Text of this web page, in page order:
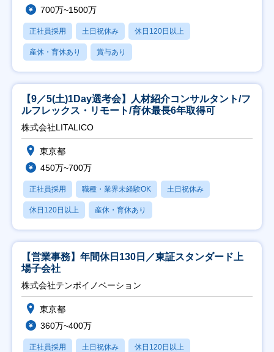
700万~1500万
正社員採用 土日祝休み 休日120日以上
産休・育休あり 賞与あり
【9／5(土)1Day選考会】人材紹介コンサルタント/フ
ルフレックス・リモート/育休最長6年取得可
株式会社LITALICO
東京都
450万~700万
正社員採用 職種・業界未経験OK 土日祝休み
休日120日以上 産休・育休あり
【営業事務】年間休日130日／東証スタンダード上
場子会社
株式会社テンポイノベーション
東京都
360万~400万
正社員採用 土日祝休み 休日120日以上